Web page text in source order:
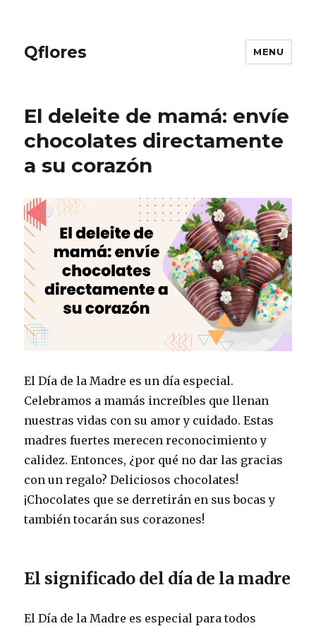
Qflores MENU
El deleite de mamá: envíe
chocolates directamente
a su corazón
El Día de la Madre es un día especial.
Celebramos a mamás increíbles que llenan
nuestras vidas con su amor y cuidado. Estas
madres fuertes merecen reconocimiento y
calidez. Entonces, ¿por qué no dar las gracias
con un regalo? Deliciosos chocolates!
¡Chocolates que se derretirán en sus bocas y
también tocarán sus corazones!
El significado del día de la madre
El Día de la Madre es especial para todos